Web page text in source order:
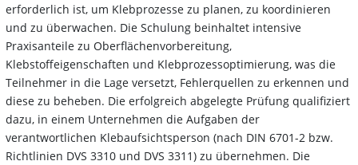
erforderlich ist, um Klebprozesse zu planen, zu koordinieren
und zu überwachen. Die Schulung beinhaltet intensive
Praxisanteile zu Oberflächenvorbereitung,
Klebstoffeigenschaften und Klebprozessoptimierung, was die
Teilnehmer in die Lage versetzt, Fehlerquellen zu erkennen und
diese zu beheben. Die erfolgreich abgelegte Prüfung qualifiziert
dazu, in einem Unternehmen die Aufgaben der
verantwortlichen Klebaufsichtsperson (nach DIN 6701-2 bzw.
Richtlinien DVS 3310 und DVS 3311) zu übernehmen. Die